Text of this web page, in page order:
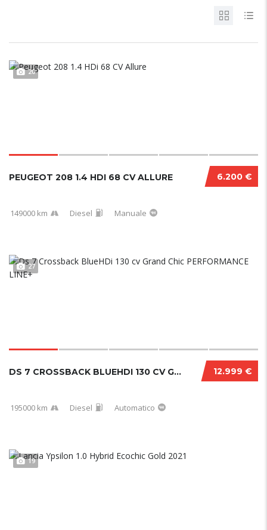
20
6.200 €
PEUGEOT 208 1.4 HDI 68 CV ALLURE
149000 km Diesel Manuale
27
12.999 €
DS 7 CROSSBACK BLUEHDI 130 CV GRAND CHIC PERFORMANCE LINE+
195000 km Diesel Automatico
19